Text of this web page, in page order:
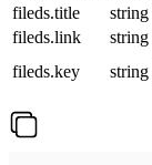
fileds.title
string
fileds.link
string
fileds.key
string